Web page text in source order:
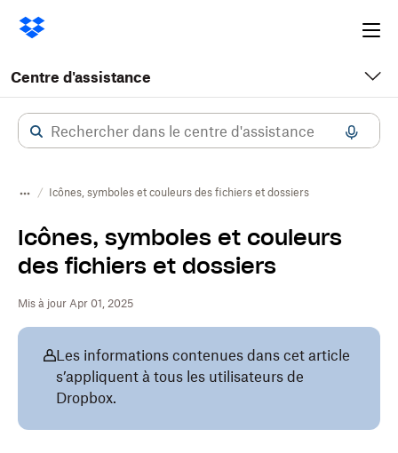
Centre d'assistance
Icônes, symboles et couleurs des fichiers et dossiers
Icônes, symboles et couleurs
des fichiers et dossiers
Mis à jour Apr 01, 2025
Les informations contenues dans cet article
s’appliquent à tous les utilisateurs de
Dropbox.